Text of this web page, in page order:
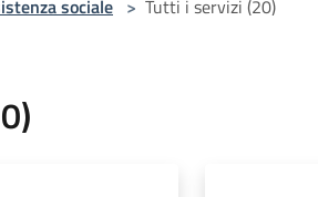
sociale > Tutti i servizi (20)